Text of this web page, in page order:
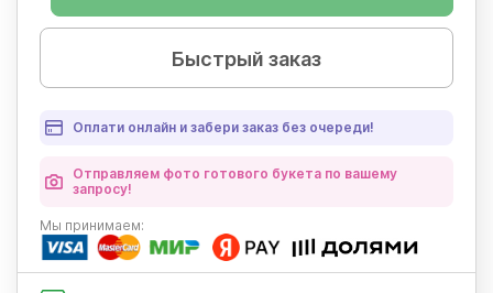
Быстрый заказ
Оплати онлайн и забери заказ без очереди!
Отправляем фото готового букета по вашему
запросу!
Мы принимаем: